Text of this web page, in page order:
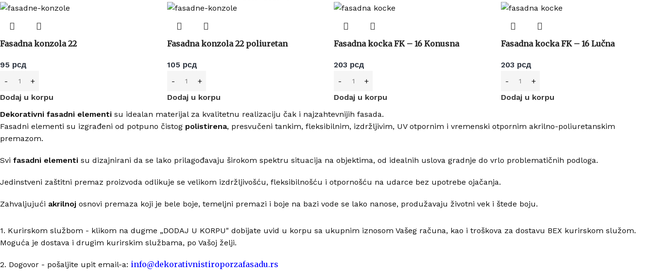
Fasadna konzola 22
95 рсд
Dodaj u korpu
Fasadna konzola 22 poliuretan
105 рсд
Dodaj u korpu
Fasadna kocka FK – 16 Konusna
203 рсд
Dodaj u korpu
Fasadna kocka FK – 16 Lučna
203 рсд
Dodaj u korpu
Dekorativni fasadni elementi su idealan materijal za kvalitetnu realizaciju čak i najzahtevnijih fasada.
Fasadni elementi su izgrađeni od potpuno čistog polistirena, presvučeni tankim, fleksibilnim, izdržljivim, UV otpornim i vremenski otpornim akrilno-poliuretanskim
premazom.
Svi fasadni elementi su dizajnirani da se lako prilagođavaju širokom spektru situacija na objektima, od idealnih uslova gradnje do vrlo problematičnih podloga.
Jedinstveni zaštitni premaz proizvoda odlikuje se velikom izdržljivošću, fleksibilnošću i otpornošću na udarce bez upotrebe ojačanja.
Zahvaljujući akrilnoj osnovi premaza koji je bele boje, temeljni premazi i boje na bazi vode se lako nanose, produžavaju životni vek i štede boju.
1. Kurirskom službom - klikom na dugme „DODAJ U KORPU" dobijate uvid u korpu sa ukupnim iznosom Vašeg računa, kao i troškova za dostavu BEX kurirskom služom.
Moguća je dostava i drugim kurirskim službama, po Vašoj želji.
2. Dogovor - pošaljite upit email-a: info@dekorativnistiroporzafasadu.rs